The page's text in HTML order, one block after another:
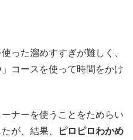
った溜めすすぎが難しく、
コースを使って時間をかけ
ナーを使うことをためらい
が、結果、
ピロピロわかめ